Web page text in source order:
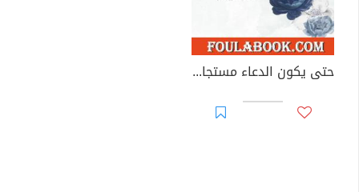
حتى يكون الدعاء مستجاب - مطوية